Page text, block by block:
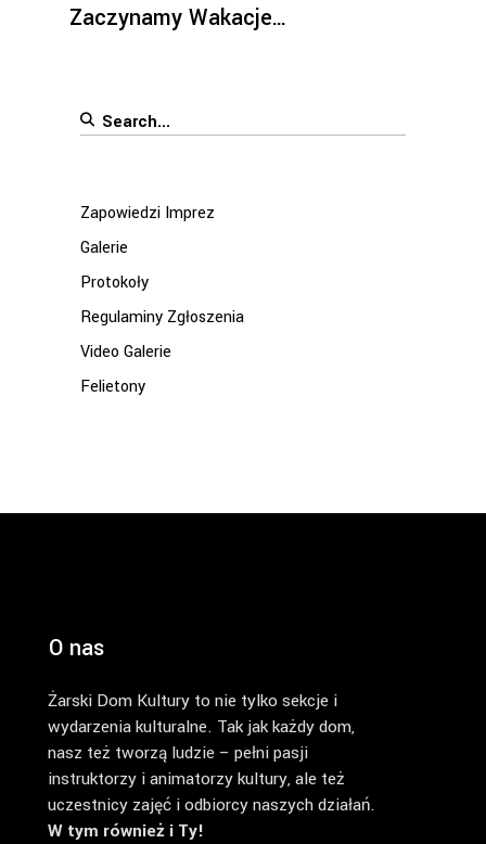
Zaczynamy Wakacje…
Search
Zapowiedzi Imprez
Galerie
Protokoły
Regulaminy Zgłoszenia
Video Galerie
Felietony
O nas
Żarski Dom Kultury to nie tylko sekcje i
wydarzenia kulturalne. Tak jak każdy dom,
nasz też tworzą ludzie – pełni pasji
instruktorzy i animatorzy kultury, ale też
uczestnicy zajęć i odbiorcy naszych działań.
W tym również i Ty!